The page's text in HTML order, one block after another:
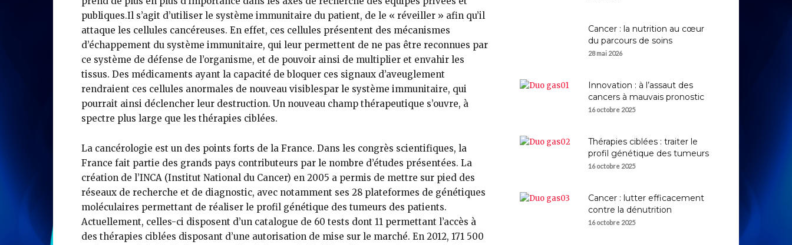
publiques.Il s’agit d’utiliser le système immunitaire du patient, de le « réveiller » afin qu’il
attaque les cellules cancéreuses. En effet, ces cellules présentent des mécanismes
d’échappement du système immunitaire, qui leur permettent de ne pas être reconnues par
ce système de défense de l’organisme, et de pouvoir ainsi de multiplier et envahir les
tissus. Des médicaments ayant la capacité de bloquer ces signaux d’aveuglement
rendraient ces cellules anormales de nouveau visiblespar le système immunitaire, qui
pourrait ainsi déclencher leur destruction. Un nouveau champ thérapeutique s’ouvre, à
spectre plus large que les thérapies ciblées.
La cancérologie est un des points forts de la France. Dans les congrès scientifiques, la
France fait partie des grands pays contributeurs par le nombre d’études présentées. La
création de l’INCA (Institut National du Cancer) en 2005 a permis de mettre sur pied des
réseaux de recherche et de diagnostic, avec notamment ses 28 plateformes de génétiques
moléculaires permettant de réaliser le profil génétique des tumeurs des patients.
Actuellement, celles-ci disposent d’un catalogue de 60 tests dont 11 permettant l’accès à
des thérapies ciblées disposant d’une autorisation de mise sur le marché. En 2012, 171 500
Cancer : la nutrition au cœur
du parcours de soins
28 mai 2026
Innovation : à l’assaut des
cancers à mauvais pronostic
16 octobre 2025
Thérapies ciblées : traiter le
profil génétique des tumeurs
16 octobre 2025
Cancer : lutter efficacement
contre la dénutrition
16 octobre 2025